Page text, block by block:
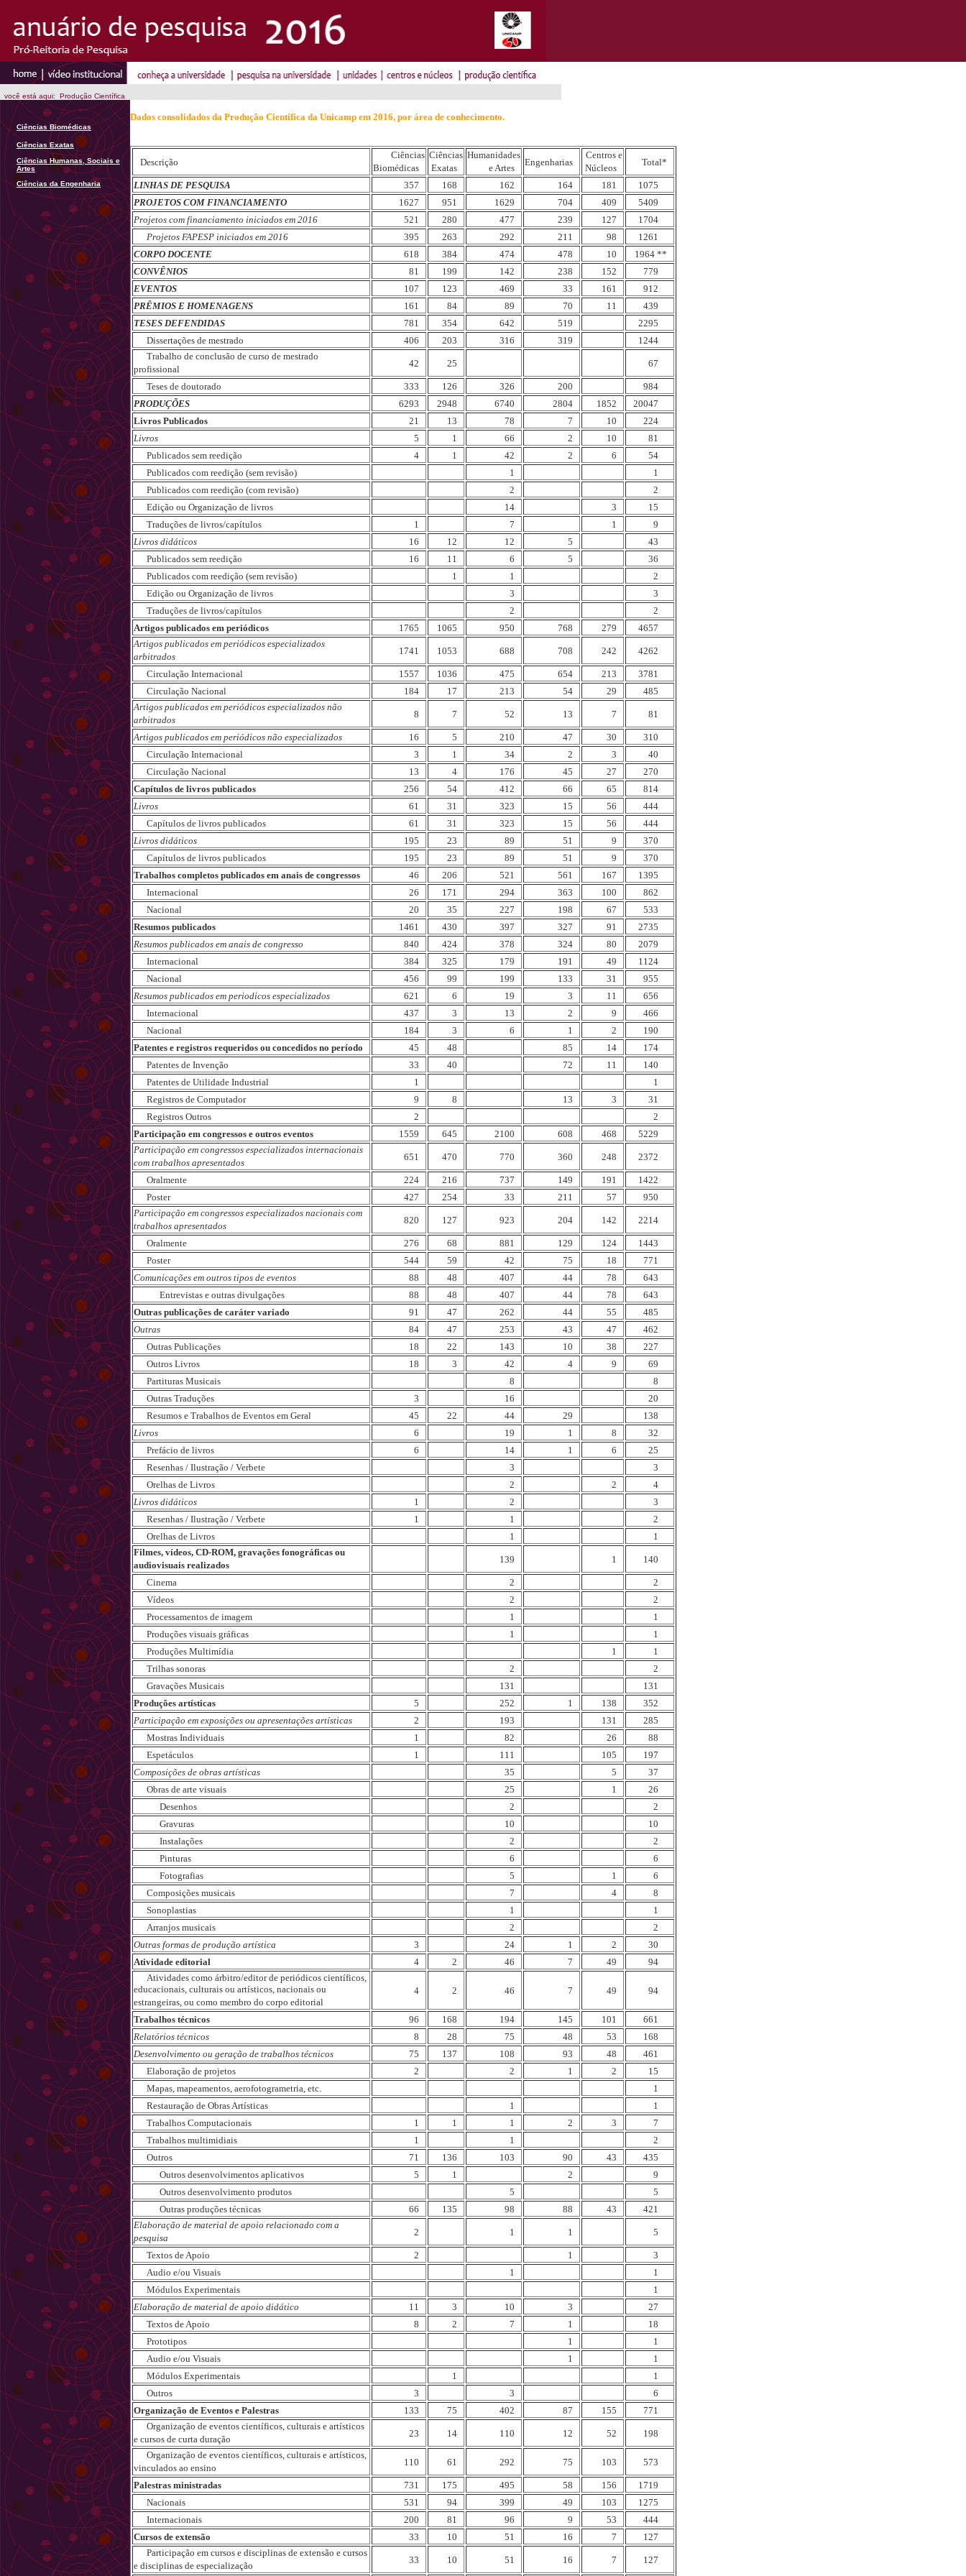
você está aqui: Produção Científica
Ciências Biomédicas
Ciências Exatas
Ciências Humanas, Sociais e
Artes
Ciências da Engenharia
Dados consolidados da Produção Científica da Unicamp em 2016, por área de conhecimento.
Descrição
Ciências
Biomédicas
Ciências
Exatas
Humanidades
e Artes
Engenharias
Centros e
Núcleos
Total*
LINHAS DE PESQUISA 357 168 162 164 181
1075
PROJETOS COM FINANCIAMENTO
1627 951 1629 704 409
5409
Projetos com financiamento iniciados em 2016
521 280 477 239 127
1704
Projetos FAPESP iniciados em 2016
395 263 292 211 98
1261
CORPO DOCENTE
618 384 474 478 10
1964 **
CONVÊNIOS
81 199 142 238 152
779
EVENTOS
107 123 469 33 161
912
PRÊMIOS E HOMENAGENS
161 84 89 70 11
439
TESES DEFENDIDAS
781 354 642 519
2295
Dissertações de mestrado
406 203 316 319
1244
Trabalho de conclusão de curso de mestrado
profissional
42 25 67
Teses de doutorado 333 126 326 200
984
PRODUÇÕES
6293 2948 6740 2804 1852
20047
Livros Publicados
21 13 78 7 10
224
Livros
5 1 66 2 10
81
Publicados sem reedição
4 1 42 2 6
54
Publicados com reedição (sem revisão)
1
1
Publicados com reedição (com revisão)
2
2
Edição ou Organização de livros
14 3
15
Traduções de livros/capítulos
1 7 1
9
Livros didáticos
16 12 12 5
43
Publicados sem reedição
16 11 6 5
36
Publicados com reedição (sem revisão)
1 1
2
Edição ou Organização de livros
3
3
Traduções de livros/capítulos
2
2
Artigos publicados em periódicos
1765 1065 950 768 279
4657
Artigos publicados em periódicos especializados
arbitrados
1741 1053 688 708 242 4262
Circulação Internacional 1557 1036 475 654 213
3781
Circulação Nacional
184 17 213 54 29
485
Artigos publicados em periódicos especializados não
arbitrados
8 7 52 13 7 81
Artigos publicados em periódicos não especializados 16 5 210 47 30
310
Circulação Internacional
3 1 34 2 3
40
Circulação Nacional
13 4 176 45 27
270
Capítulos de livros publicados
256 54 412 66 65
814
Livros
61 31 323 15 56
444
Capítulos de livros publicados
61 31 323 15 56
444
Livros didáticos
195 23 89 51 9
370
Capítulos de livros publicados
195 23 89 51 9
370
Trabalhos completos publicados em anais de congressos
46 206 521 561 167
1395
Internacional
26 171 294 363 100
862
Nacional
20 35 227 198 67
533
Resumos publicados
1461 430 397 327 91
2735
Resumos publicados em anais de congresso
840 424 378 324 80
2079
Internacional
384 325 179 191 49
1124
Nacional
456 99 199 133 31
955
Resumos publicados em periodicos especializados
621 6 19 3 11
656
Internacional
437 3 13 2 9
466
Nacional
184 3 6 1 2
190
Patentes e registros requeridos ou concedidos no período
45 48 85 14
174
Patentes de Invenção
33 40 72 11
140
Patentes de Utilidade Industrial
1
1
Registros de Computador
9 8 13 3
31
Registros Outros
2
2
Participação em congressos e outros eventos
1559 645 2100 608 468
5229
Participação em congressos especializados internacionais
com trabalhos apresentados
651 470 770 360 248 2372
Oralmente 224 216 737 149 191
1422
Poster
427 254 33 211 57
950
Participação em congressos especializados nacionais com
trabalhos apresentados
820 127 923 204 142 2214
Oralmente 276 68 881 129 124
1443
Poster
544 59 42 75 18
771
Comunicações em outros tipos de eventos
88 48 407 44 78
643
Entrevistas e outras divulgações
88 48 407 44 78
643
Outras publicações de caráter variado
91 47 262 44 55
485
Outras
84 47 253 43 47
462
Outras Publicações
18 22 143 10 38
227
Outros Livros
18 3 42 4 9
69
Partituras Musicais
8
8
Outras Traduções
3 16
20
Resumos e Trabalhos de Eventos em Geral
45 22 44 29
138
Livros
6 19 1 8
32
Prefácio de livros
6 14 1 6
25
Resenhas / Ilustração / Verbete
3
3
Orelhas de Livros
2 2
4
Livros didáticos
1 2
3
Resenhas / Ilustração / Verbete
1 1
2
Orelhas de Livros
1
1
Filmes, vídeos, CD-ROM, gravações fonográficas ou
audiovisuais realizados
139 1 140
Cinema 2
2
Vídeos
2
2
Processamentos de imagem
1
1
Produções visuais gráficas
1
1
Produções Multimídia
1
1
Trilhas sonoras
2
2
Gravações Musicais
131
131
Produções artísticas
5 252 1 138
352
Participação em exposições ou apresentações artísticas
2 193 131
285
Mostras Individuais
1 82 26
88
Espetáculos
1 111 105
197
Composições de obras artísticas
35 5
37
Obras de arte visuais
25 1
26
Desenhos
2
2
Gravuras
10
10
Instalações
2
2
Pinturas
6
6
Fotografias
5 1
6
Composições musicais
7 4
8
Sonoplastias
1
1
Arranjos musicais
2
2
Outras formas de produção artística
3 24 1 2
30
Atividade editorial
4 2 46 7 49
94
Atividades como árbitro/editor de periódicos científicos,
educacionais, culturais ou artísticos, nacionais ou
estrangeiras, ou como membro do corpo editorial
4 2 46 7 49 94
Trabalhos técnicos 96 168 194 145 101
661
Relatórios técnicos
8 28 75 48 53
168
Desenvolvimento ou geração de trabalhos técnicos
75 137 108 93 48
461
Elaboração de projetos
2 2 1 2
15
Mapas, mapeamentos, aerofotogrametria, etc.
1
Restauração de Obras Artísticas
1
1
Trabalhos Computacionais
1 1 1 2 3
7
Trabalhos multimidiais
1 1
2
Outros
71 136 103 90 43
435
Outros desenvolvimentos aplicativos
5 1 2
9
Outros desenvolvimento produtos
5
5
Outras produções técnicas
66 135 98 88 43
421
Elaboração de material de apoio relacionado com a
pesquisa
2 1 1 5
Textos de Apoio 2 1
3
Audio e/ou Visuais
1
1
Módulos Experimentais
1
Elaboração de material de apoio didático
11 3 10 3
27
Textos de Apoio
8 2 7 1
18
Prototipos
1
1
Audio e/ou Visuais
1
1
Módulos Experimentais
1
1
Outros
3 3
6
Organização de Eventos e Palestras
133 75 402 87 155
771
Organização de eventos científicos, culturais e artísticos
e cursos de curta duração
23 14 110 12 52
198
Organização de eventos científicos, culturais e artísticos,
vinculados ao ensino
110 61 292 75 103 573
Palestras ministradas 731 175 495 58 156
1719
Nacionais
531 94 399 49 103
1275
Internacionais
200 81 96 9 53
444
Cursos de extensão
33 10 51 16 7
127
Participação em cursos e disciplinas de extensão e cursos
e disciplinas de especialização
33 10 51 16 7 127